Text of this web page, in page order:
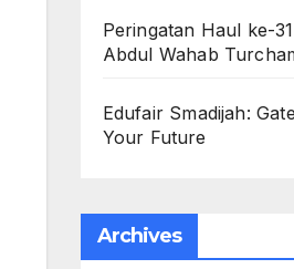
Peringatan Haul ke-
Abdul Wahab
Edufair Smadijah:
Your Future
Archives